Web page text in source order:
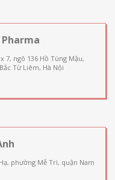
7, ngõ 136 Hồ Tùng Mậu,
Từ Liêm, Hà Nội
phường Mễ Trì, quận Nam